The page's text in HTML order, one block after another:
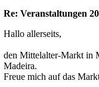
Re: Veranstaltungen
Hallo allerseits,
den Mittelalter-Markt in
Madeira.
Freue mich auf das